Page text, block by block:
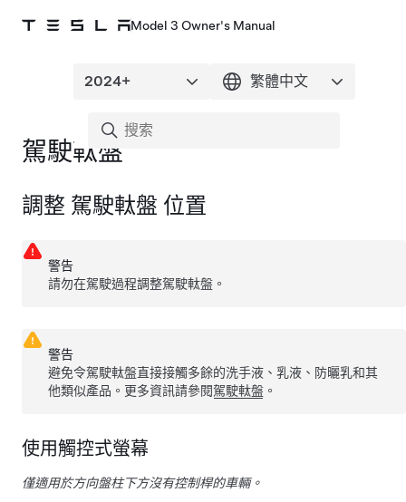
Model 3 Owner's Manual
駕駛軚盤
調整 駕駛軚盤 位置
警告
請勿在駕駛過程調整駕駛軚盤 。
警告
避免令駕駛軚盤直接接觸多餘的洗手液、乳液、防曬乳和其
他類似產品。更多資訊請參閱駕駛軚盤 。
使用觸控式螢幕
僅適用於方向盤柱下方沒有控制桿的車輛。